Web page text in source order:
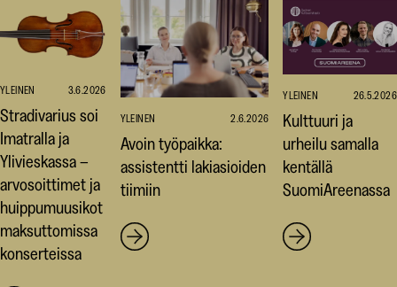
YLEINEN 3.6.2026
Stradivarius soi
Imatralla ja
Ylivieskassa –
arvosoittimet ja
huippumuusikot
maksuttomissa
konserteissa
YLEINEN 2.6.2026
Avoin työpaikka:
assistentti lakiasioiden
tiimiin
YLEINEN 26.5.2026
Kulttuuri ja
urheilu samalla
kentällä
SuomiAreenassa